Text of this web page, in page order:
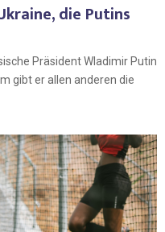
die Putins
Präsident Wladimir Putin
gibt er allen anderen die